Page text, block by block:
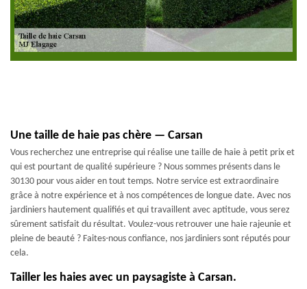
Une taille de haie pas chère — Carsan
Vous recherchez une entreprise qui réalise une taille de haie à petit prix et
qui est pourtant de qualité supérieure ? Nous sommes présents dans le
30130 pour vous aider en tout temps. Notre service est extraordinaire
grâce à notre expérience et à nos compétences de longue date. Avec nos
jardiniers hautement qualifiés et qui travaillent avec aptitude, vous serez
sûrement satisfait du résultat. Voulez-vous retrouver une haie rajeunie et
pleine de beauté ? Faites-nous confiance, nos jardiniers sont réputés pour
cela.
Tailler les haies avec un paysagiste à Carsan.